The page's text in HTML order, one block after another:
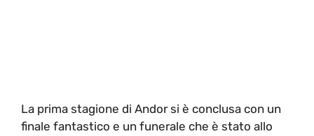
La prima stagione di Andor si è conclusa con un
finale fantastico e un funerale che è stato allo